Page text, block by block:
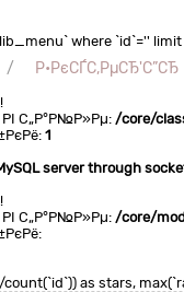
where `id`='' limit
Р•РєСЃС‚РµСЂ'С”СЂ
РІ С„Р°Р№Р»Рµ:/core/
1
server through
РІ С„Р°Р№Р»Рµ:/core/
as stars,